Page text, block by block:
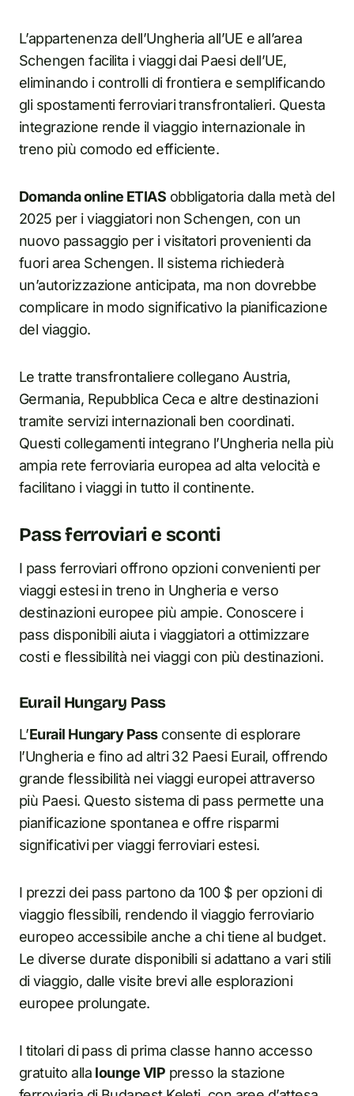
L’appartenenza dell’Ungheria all’UE e all’area
Schengen facilita i viaggi dai Paesi dell’UE,
eliminando i controlli di frontiera e semplificando
gli spostamenti ferroviari transfrontalieri. Questa
integrazione rende il viaggio internazionale in
treno più comodo ed efficiente.
Domanda online ETIAS obbligatoria dalla metà del
2025 per i viaggiatori non Schengen, con un
nuovo passaggio per i visitatori provenienti da
fuori area Schengen. Il sistema richiederà
un’autorizzazione anticipata, ma non dovrebbe
complicare in modo significativo la pianificazione
del viaggio.
Le tratte transfrontaliere collegano Austria,
Germania, Repubblica Ceca e altre destinazioni
tramite servizi internazionali ben coordinati.
Questi collegamenti integrano l’Ungheria nella più
ampia rete ferroviaria europea ad alta velocità e
facilitano i viaggi in tutto il continente.
Pass ferroviari e sconti
I pass ferroviari offrono opzioni convenienti per
viaggi estesi in treno in Ungheria e verso
destinazioni europee più ampie. Conoscere i
pass disponibili aiuta i viaggiatori a ottimizzare
costi e flessibilità nei viaggi con più destinazioni.
Eurail Hungary Pass
L’Eurail Hungary Passconsente di esplorare
l’Ungheria e fino ad altri 32 Paesi Eurail, offrendo
grande flessibilità nei viaggi europei attraverso
più Paesi. Questo sistema di pass permette una
pianificazione spontanea e offre risparmi
significativi per viaggi ferroviari estesi.
I prezzi dei pass partono da 100 $ per opzioni di
viaggio flessibili, rendendo il viaggio ferroviario
europeo accessibile anche a chi tiene al budget.
Le diverse durate disponibili si adattano a vari stili
di viaggio, dalle visite brevi alle esplorazioni
europee prolungate.
I titolari di pass di prima classe hanno accesso
gratuito alla lounge VIP presso la stazione